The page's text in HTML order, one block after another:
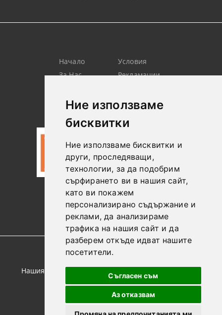
Ние използваме
бисквитки
Ние използваме бисквитки и
други, проследяващи,
технологии, за да подобрим
сърфирането ви в нашия сайт,
като ви покажем
персонализирано съдържание и
реклами, да анализираме
трафика на нашия сайт и да
разберем откъде идват нашите
посетители.
Съгласен съм
Аз отказвам
0887306604
Начало
За Нас
Лични
Данни
Условия
Рекламации
Новини
GDPR
Нашият онлайн магазин е 100% съобразен с GDPR.
Прочетете нашата политика
Моите лични данни